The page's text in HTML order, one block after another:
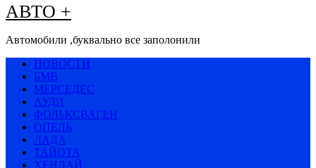
АВТО +
Автомобили ,буквально все заполонили
НОВОСТИ
БМВ
МЕРСЕДЕС
АУДИ
ФОЛЬКСВАГЕН
ОПЕЛЬ
ЛАДА
ТАЙОТА
ХЕНДАЙ